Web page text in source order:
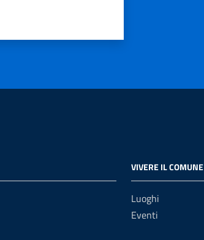
VIVERE IL COMUNE
Luoghi
Eventi